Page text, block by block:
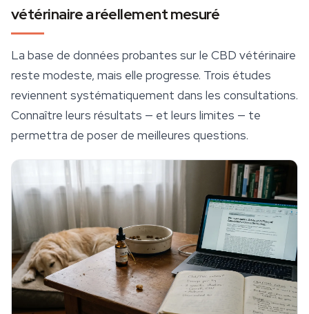
vétérinaire a réellement mesuré
La base de données probantes sur le CBD vétérinaire
reste modeste, mais elle progresse. Trois études
reviennent systématiquement dans les consultations.
Connaître leurs résultats — et leurs limites — te
permettra de poser de meilleures questions.